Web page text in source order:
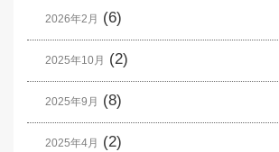
2026年2月 (6)
2025年10月 (2)
2025年9月 (8)
2025年4月 (2)